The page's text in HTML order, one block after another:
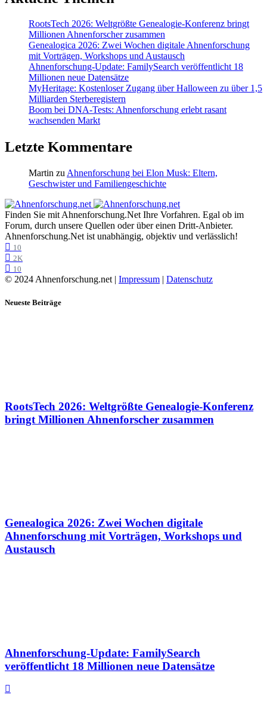
RootsTech 2026: Weltgrößte Genealogie-Konferenz bringt
Millionen Ahnenforscher zusammen
Genealogica 2026: Zwei Wochen digitale Ahnenforschung
mit Vorträgen, Workshops und Austausch
Ahnenforschung-Update: FamilySearch veröffentlicht 18
Millionen neue Datensätze
MyHeritage: Kostenloser Zugang über Halloween zu über 1,5
Milliarden Sterberegistern
Boom bei DNA-Tests: Ahnenforschung erlebt rasant
wachsenden Markt
Letzte Kommentare
Martin zu Ahnenforschung bei Elon Musk: Eltern,
Geschwister und Familiengeschichte
Finden Sie mit Ahnenforschung.Net Ihre Vorfahren. Egal ob im
Forum, durch unsere Quellen oder über einen Dritt-Anbieter.
Ahnenforschung.Net ist unabhängig, objektiv und verlässlich!
10
2K
10
© 2024 Ahnenforschung.net | Impressum | Datenschutz
Neueste Beiträge
RootsTech 2026: Weltgrößte Genealogie-Konferenz
bringt Millionen Ahnenforscher zusammen
Genealogica 2026: Zwei Wochen digitale
Ahnenforschung mit Vorträgen, Workshops und
Austausch
Ahnenforschung-Update: FamilySearch
veröffentlicht 18 Millionen neue Datensätze